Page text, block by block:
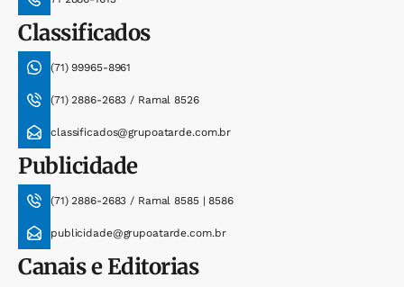
Classificados
(71) 99965-8961
(71) 2886-2683 / Ramal 8526
classificados@grupoatarde.com.br
Publicidade
(71) 2886-2683 / Ramal 8585 | 8586
publicidade@grupoatarde.com.br
Canais e Editorias